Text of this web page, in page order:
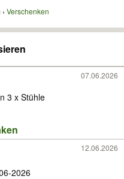
Verschenken
07.06.2026
3 x Stühle
12.06.2026
2026